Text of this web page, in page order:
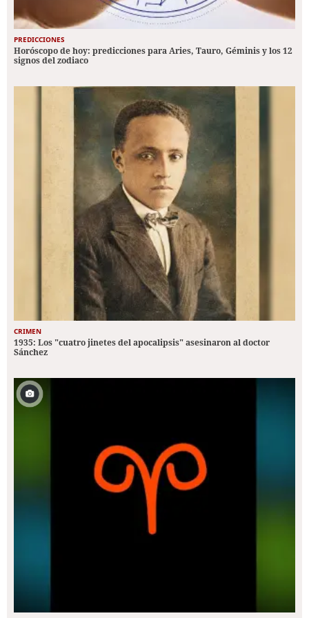
PREDICCIONES
Horóscopo de hoy: predicciones para Aries, Tauro, Géminis y los 12
signos del zodiaco
CRIMEN
1935: Los "cuatro jinetes del apocalipsis" asesinaron al doctor
Sánchez